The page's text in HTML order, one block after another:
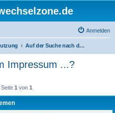
Anmelden
Auf der Suche nach dem Impressum ...?
Impressum ...?
Seite 1 von 1